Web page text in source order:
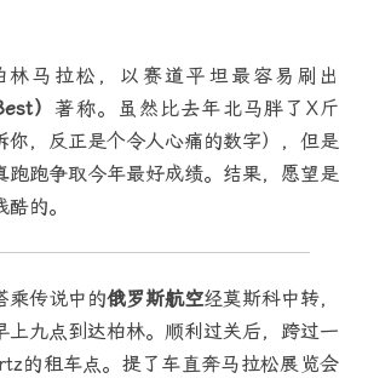
林马拉松，以赛道平坦最容易刷出
）著称。虽然比去年北马胖了X斤
你，反正是个令人心痛的数字），但是
跑跑争取今年最好成绩。结果，愿望是
的。
乘传说中的俄罗斯航空经莫斯科中转，
上九点到达柏林。顺利过关后，跨过一
的租车点。提了车直奔马拉松展览会